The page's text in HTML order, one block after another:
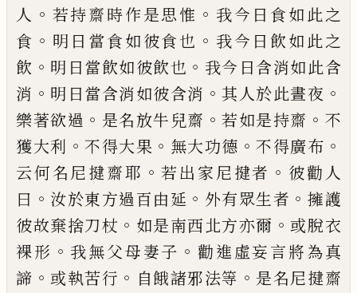
人 。 若持齋時作是思惟 。 我今日食如此之
食 。 明日當食如彼食也 。 我今日飲如此之
飲 。 明日當飲如彼飲也 。 我今日含消如此含
消 。 明日當含消如彼含消 。其人於此晝夜 。
樂著欲過 。 是名放牛兒齋 。若如是持齋 。 不
獲大利 。不得大果 。 無大功德 。不得廣布 。
云何名尼揵齋耶 。若出 家尼揵者 。 彼勸人
曰 。 汝於東方過百由延 。 外有眾生者 。 擁護
彼故棄捨刀杖 。 如是南西北方亦爾 。 或脫衣
裸形 。 我無父母妻子 。 勸進虛妄言將為真
諦 。 或執苦行 。 自餓諸邪法等 。 是名尼揵齋